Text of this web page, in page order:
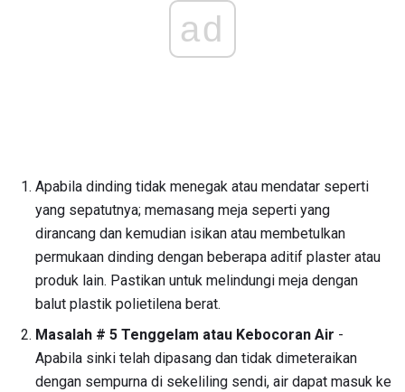
ad
Apabila dinding tidak menegak atau mendatar seperti
yang sepatutnya; memasang meja seperti yang
dirancang dan kemudian isikan atau membetulkan
permukaan dinding dengan beberapa aditif plaster atau
produk lain. Pastikan untuk melindungi meja dengan
balut plastik polietilena berat.
Masalah # 5 Tenggelam atau Kebocoran Air -
Apabila sinki telah dipasang dan tidak dimeteraikan
dengan sempurna di sekeliling sendi, air dapat masuk ke